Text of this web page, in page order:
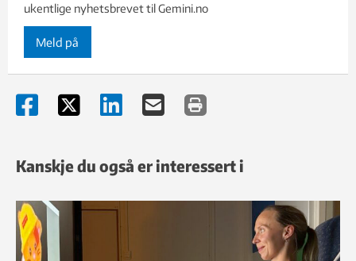
ukentlige nyhetsbrevet til Gemini.no
Meld på
Kanskje du også er interessert i